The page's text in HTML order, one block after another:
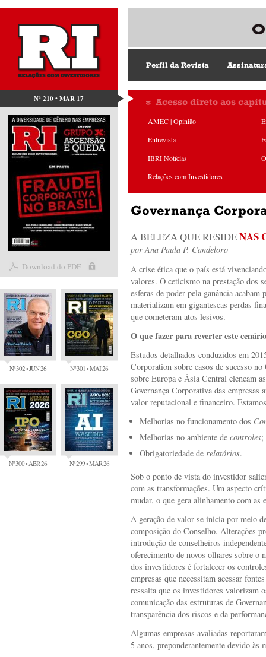
Nº 210 • MAR 17
Download do PDF
Nº 302 • JUN 26 Nº 301 • MAI 26
Nº 300 • ABR 26 Nº 299 • MAR 26
Perfil da Revista
Acesso direto aos
AMEC | Opinião
Entrevista
IBRI Notícias
Relações com Investidores
Governança
A BELEZA QUE RESIDENAS
porAna Paula P. Candeloro
A crise ética que o país está
valores. O ceticismo na prestação dos
esferas de poder pela ganância
materializam em gigantescas perdas
que cometeram atos lesivos.
O que fazer para reverter este
Estudos detalhados conduzidos em
Corporation sobre casos de sucesso
sobre Europa e Ásia Central elencam
Governança Corporativa das empresas
valor reputacional e financeiro.
Melhorias no funcionamento dos
Melhorias no ambiente de controles;
Obrigatoriedade de relatórios.
Sob o ponto de vista do investidor
com as transformações. Um aspecto
mudar, o que gera alinhamento com as
A geração de valor se inicia por meio
composição do Conselho. Alterações
introdução de conselheiros
oferecimento de novos olhares sobre
dos investidores é fortalecer os
empresas que necessitam acessar
ressalta que os investidores valorizam
comunicação das estruturas de
transparência dos riscos e da
Algumas empresas avaliadas
5 anos, preponderantemente devido às